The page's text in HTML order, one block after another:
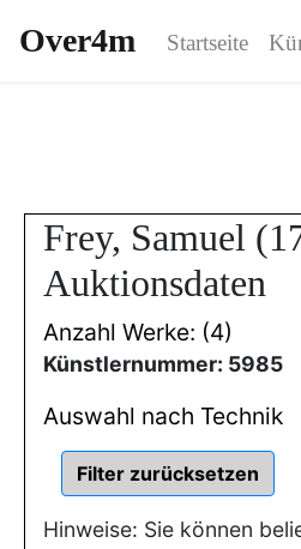
Over4m Startseite
Frey, Samuel
Auktionsdaten
Anzahl Werke: (4)
Künstlernummer: 5985
Auswahl nach Technik
Hinweise: Sie können